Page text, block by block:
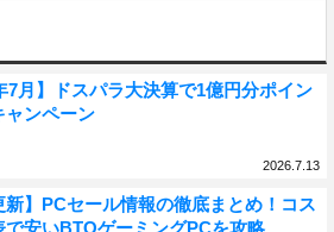
7月】ドスパラ大決算で1億円分ポイン
ャンペーン
2026.7.13
新】PCセール情報の徹底まとめ！コス
で安いBTOゲーミングPCを攻略